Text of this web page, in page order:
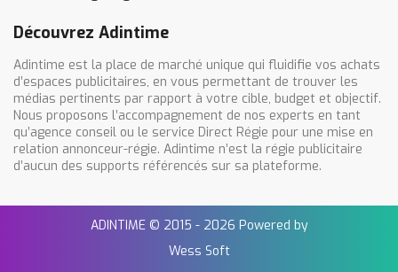
Découvrez Adintime
Adintime est la place de marché unique qui fluidifie vos achats
d’espaces publicitaires, en vous permettant de trouver les
médias pertinents par rapport à votre cible, budget et objectif.
Nous proposons l’accompagnement de nos experts en tant
qu’agence conseil ou le service Direct Régie pour une mise en
relation annonceur-régie. Adintime n’est la régie publicitaire
d’aucun des supports référencés sur sa plateforme.
ADINTIME © 2015 - 2026 Powered by
Wess Soft